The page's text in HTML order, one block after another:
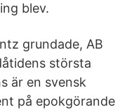
blev.
grundade, AB
största
är en svensk
på epokgörande